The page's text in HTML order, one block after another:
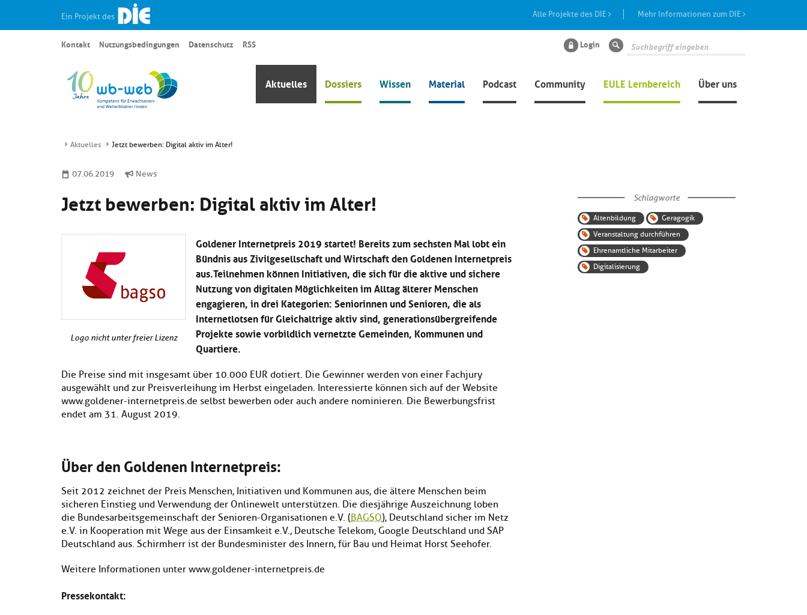
Ein Projekt des Alle Projekte des DIE Mehr Informationen zum DIE
Aktuelles Dossiers Wissen Material Podcast Community EULE Lernbereich Über uns
Kontakt Nutzungsbedingungen Datenschutz RSS Login Suche
Aktuelles Jetzt bewerben: Digital aktiv im Alter!
07.06.2019 News
Jetzt bewerben: Digital aktiv im Alter!
Logo nicht unter freier Lizenz
Goldener Internetpreis 2019 startet! Bereits zum sechsten Mal lobt ein
Bündnis aus Zivilgesellschaft und Wirtschaft den Goldenen Internetpreis
aus.Teilnehmen können Initiativen, die sich für die aktive und sichere
Nutzung von digitalen Möglichkeiten im Alltag älterer Menschen
engagieren, in drei Kategorien: Seniorinnen und Senioren, die als
Internetlotsen für Gleichaltrige aktiv sind, generationsübergreifende
Projekte sowie vorbildlich vernetzte Gemeinden, Kommunen und
Quartiere.
Die Preise sind mit insgesamt über 10.000 EUR dotiert. Die Gewinner werden von einer Fachjury
ausgewählt und zur Preisverleihung im Herbst eingeladen. Interessierte können sich auf der Website
www.goldener-internetpreis.de selbst bewerben oder auch andere nominieren. Die Bewerbungsfrist
endet am 31. August 2019.
Über den Goldenen Internetpreis:
Seit 2012 zeichnet der Preis Menschen, Initiativen und Kommunen aus, die ältere Menschen beim
sicheren Einstieg und Verwendung der Onlinewelt unterstützen. Die diesjährige Auszeichnung loben
die Bundesarbeitsgemeinschaft der Senioren-Organisationen e.V. (BAGSO), Deutschland sicher im Netz
e.V. in Kooperation mit Wege aus der Einsamkeit e.V., Deutsche Telekom, Google Deutschland und SAP
Deutschland aus. Schirmherr ist der Bundesminister des Innern, für Bau und Heimat Horst Seehofer.
Weitere Informationen unter www.goldener-internetpreis.de
Pressekontakt:
Schlagworte
Altenbildung
Geragogik
Veranstaltung durchführen
Ehrenamtliche Mitarbeiter
Digitalisierung